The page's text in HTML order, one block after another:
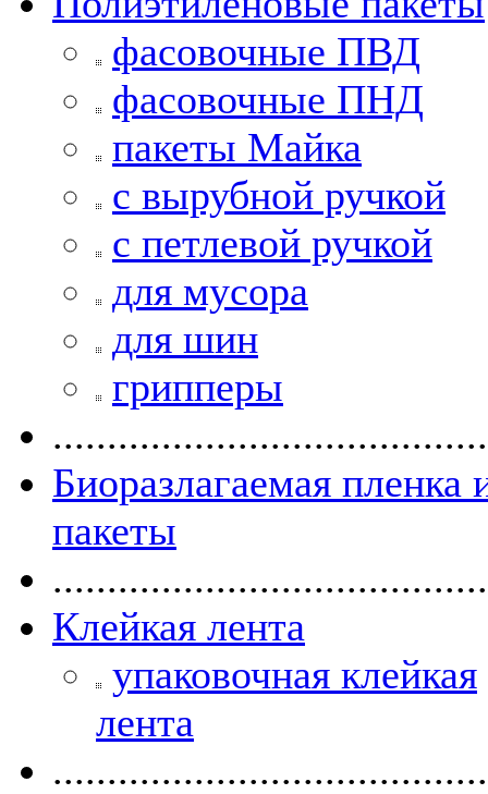
фасовочные ПВД
фасовочные ПНД
пакеты Майка
с вырубной ручкой
с петлевой ручкой
для мусора
для шин
грипперы
Биоразлагаемая пленка
пакеты
Клейкая лента
упаковочная клейкая
лента